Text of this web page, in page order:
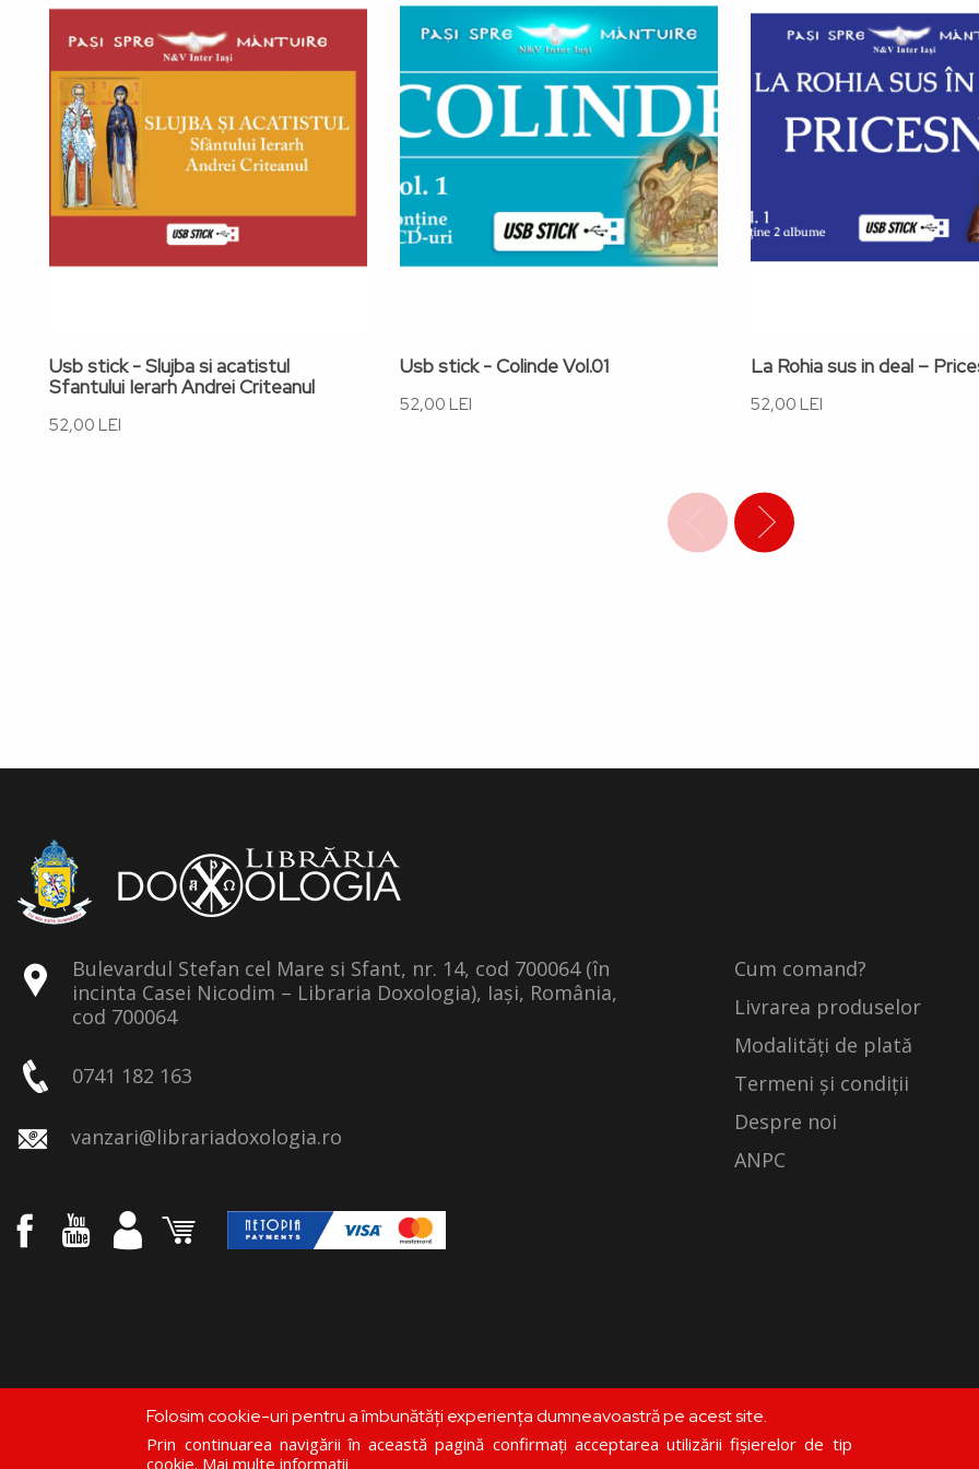
Usb stick - Slujba si acatistul
Sfantului Ierarh Andrei Criteanul
52,00 LEI
Usb stick - Colinde Vol.01
52,00 LEI
La Rohia sus in deal –
52,00 LEI
Bulevardul Stefan cel Mare si Sfant, nr. 14, cod 700064 (în
incinta Casei Nicodim – Libraria Doxologia), Iași, România,
cod 700064
0741 182 163
vanzari@librariadoxologia.ro
Cum comand?
Livrarea produselor
Modalități de plată
Termeni și condiții
Despre noi
ANPC
©librariadoxologia.ro
Folosim cookie-uri pentru a îmbunătăți experiența dumneavoastră pe acest site.
Prin continuarea navigării în această pagină confirmați acceptarea utilizării fișierelor de tip
cookie. Mai multe informații